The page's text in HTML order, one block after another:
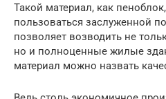
Такой материал, как
пользоваться заслуженной
позволяет возводить не
но и полноценные жилые
материал можно назвать